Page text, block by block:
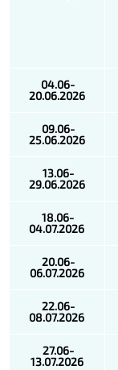
04.06-
20.06.2026
09.06-
25.06.2026
13.06-
29.06.2026
18.06-
04.07.2026
20.06-
06.07.2026
22.06-
08.07.2026
27.06-
13.07.2026